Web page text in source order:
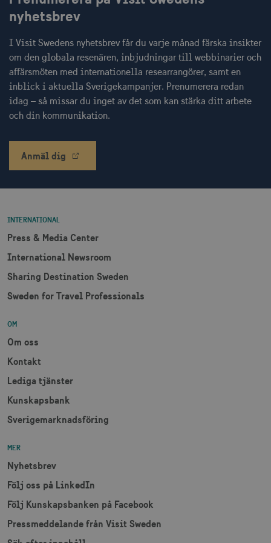
nyhetsbrev
I Visit Swedens nyhetsbrev får du varje månad färska insikter
om den globala resenären, inbjudningar till webbinarier och
affärsmöten med internationella researrangörer, samt en
inblick i aktuella Sverigekampanjer. Prenumerera redan
idag – så missar du inget av det som kan stärka ditt arbete
och din kommunikation.
Anmäl dig
INTERNATIONAL
Press & Media Center
International Newsroom
Sharing Destination Sweden
Sweden for Travel Professionals
OM
Om oss
Kontakt
Lediga tjänster
Kunskapsbank
Sverigemarknadsföring
MER
Nyhetsbrev
Följ oss på LinkedIn
Följ Kunskapsbanken på Facebook
Pressmeddelande från Visit Sweden
receive-cookie-
deprecation
.doubleclick.net
6
CookieScriptConsent
__cf_bm
JSESSIONID
.linkedin.com